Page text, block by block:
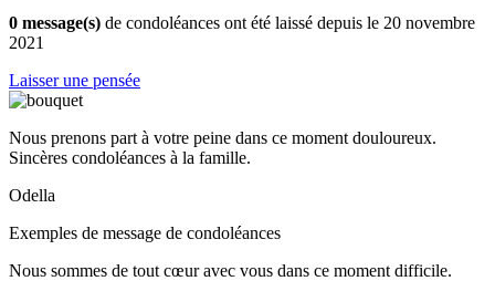
0 message(s) de condoléances ont été laissé depuis le 20 novembre
2021
Laisser une pensée
Nous prenons part à votre peine dans ce moment douloureux.
Sincères condoléances à la famille.
Odella
Exemples de message de condoléances
Nous sommes de tout cœur avec vous dans ce moment difficile.